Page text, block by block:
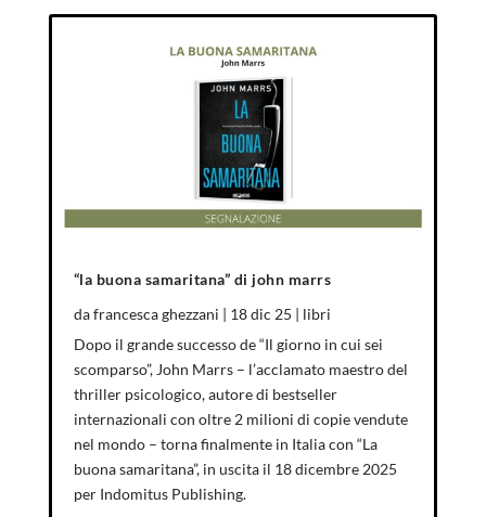
“la buona samaritana” di john marrs
dafrancesca ghezzani | 18 dic 25 | libri
Dopo il grande successo de “Il giorno in cui sei
scomparso”, John Marrs – l’acclamato maestro del
thriller psicologico, autore di bestseller
internazionali con oltre 2 milioni di copie vendute
nel mondo – torna finalmente in Italia con “La
buona samaritana”, in uscita il 18 dicembre 2025
per Indomitus Publishing.